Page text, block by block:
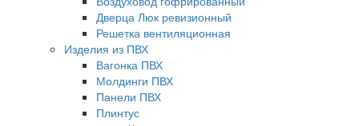
Дверца Люк ревизионный
Решетка вентиляционная
Изделия из ПВХ
Вагонка ПВХ
Молдинги ПВХ
Панели ПВХ
Плинтус